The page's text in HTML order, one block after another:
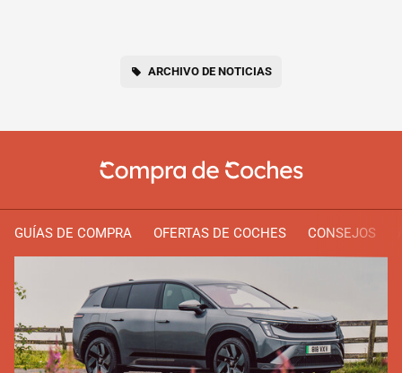
ARCHIVO DE NOTICIAS
GUÍAS DE COMPRA OFERTAS DE COCHES CONSEJOS